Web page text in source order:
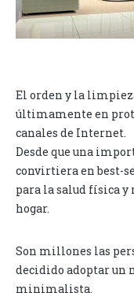
El orden y la
últimamente en
canales de Internet.
Desde que una
convirtiera en best-
para la salud física
hogar.
Son millones las
decidido adoptar un
minimalista.